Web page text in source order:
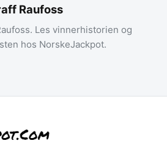
Raufoss
Les vinnerhistorien og
hos NorskeJackpot.